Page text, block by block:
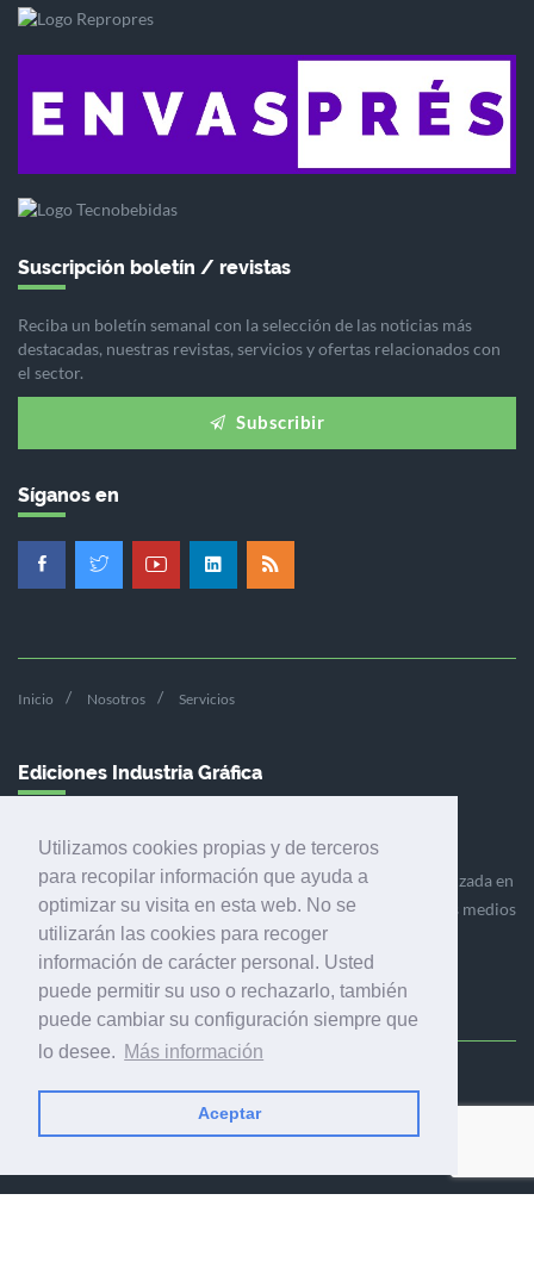
Utilizamos cookies propias y de terceros
para recopilar información que ayuda a
optimizar su visita en esta web. No se
utilizarán las cookies para recoger
información de carácter personal. Usted
puede permitir su uso o rechazarlo, también
puede cambiar su configuración siempre que
lo desee. Más información
Aceptar
Suscripción boletín / revistas
Reciba un boletín semanal con la selección de las noticias más
destacadas, nuestras revistas, servicios y ofertas relacionados con
el sector.
Subscribir
Síganos en
Inicio Nosotros Servicios
Ediciones Industria Gráfica
Ediciones Industria Gráfica es una empresa editora especializada en
el mercado de la comunicación gráfica que engloba diversos medios
profesionales especializados en el mercado gráfico, la
comunicación visual y el envasado.
Calle Fluvià 257, bajos, 08020 Barcelona (España)